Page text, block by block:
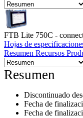
Empresa
Carreras
Socios
Proveedores
FTB Lite 750C -
Hojas de
Resumen Recursos
Resumen
Discontinuado
Fecha de
Fecha de